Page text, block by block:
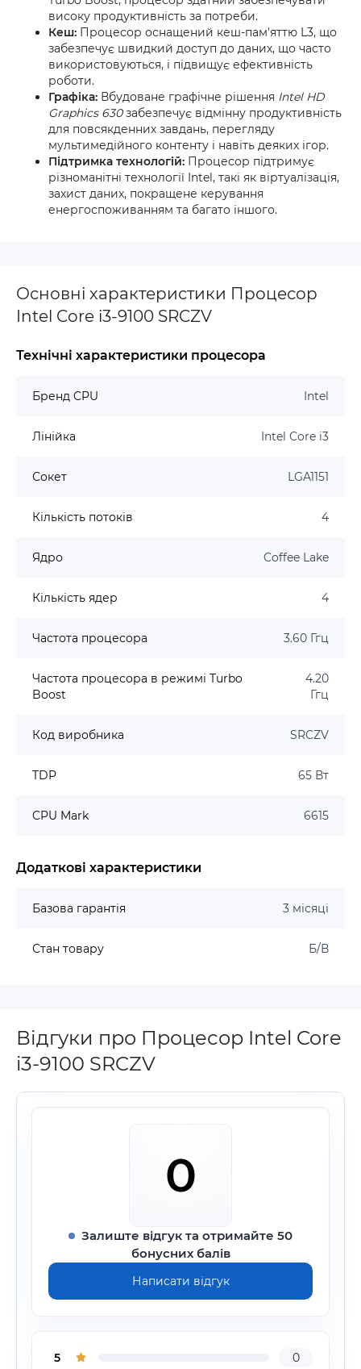
високу продуктивність за потреби.
Кеш: Процесор оснащений кеш-пам'яттю L3, що
забезпечує швидкий доступ до даних, що часто
використовуються, і підвищує ефективність
роботи.
Графіка: Вбудоване графічне рішення Intel HD
Graphics 630забезпечує відмінну продуктивність
для повсякденних завдань, перегляду
мультимедійного контенту і навіть деяких ігор.
Підтримка технологій: Процесор підтримує
різноманітні технології Intel, такі як віртуалізація,
захист даних, покращене керування
енергоспоживанням та багато іншого.
Основні характеристики Процесор
Intel Core i3-9100 SRCZV
Технічні характеристики процесора
Бренд CPU Intel
Лінійка Intel Core i3
Сокет LGA1151
Кількість потоків 4
Ядро Coffee Lake
Кількість ядер 4
Частота процесора 3.60 Ггц
Частота процесора в режимі Turbo
Boost
4.20
Ггц
Код виробника SRCZV
TDP 65 Вт
CPU Mark 6615
Додаткові характеристики
Базова гарантія 3 місяці
Стан товару Б/В
Відгуки про Процесор Intel Core
i3-9100 SRCZV
0
Залиште відгук та отримайте 50
бонусних балів
Написати відгук
5 0